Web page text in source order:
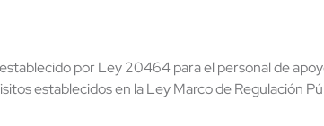
por Ley 20464 para el personal de
establecidos en la Ley Marco de Regulación